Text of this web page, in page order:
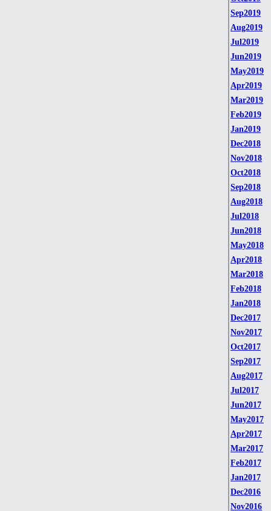
Sep2019
Aug2019
Jul2019
Jun2019
May2019
Apr2019
Mar2019
Feb2019
Jan2019
Dec2018
Nov2018
Oct2018
Sep2018
Aug2018
Jul2018
Jun2018
May2018
Apr2018
Mar2018
Feb2018
Jan2018
Dec2017
Nov2017
Oct2017
Sep2017
Aug2017
Jul2017
Jun2017
May2017
Apr2017
Mar2017
Feb2017
Jan2017
Dec2016
Nov2016